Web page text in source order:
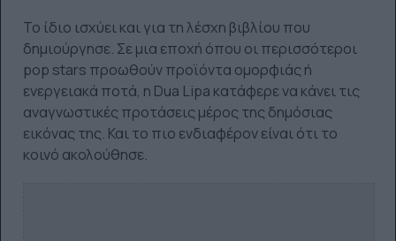
Το ίδιο ισχύει και για τη λέσχη βιβλίου που
δημιούργησε. Σε μια εποχή όπου οι περισσότεροι
pop stars προωθούν προϊόντα ομορφιάς ή
ενεργειακά ποτά, η Dua Lipa κατάφερε να κάνει τις
αναγνωστικές προτάσεις μέρος της δημόσιας
εικόνας της. Και το πιο ενδιαφέρον είναι ότι το
κοινό ακολούθησε.